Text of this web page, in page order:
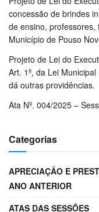
concessão de brindes
de ensino,
Município de Pouso
Projeto de Lei do
Art. 1º, da Lei
dá outras providências.
Ata Nº. 004/2025 –
Categorias
APRECIAÇÃO E
ANO ANTERIOR
ATAS DAS SESSÕES